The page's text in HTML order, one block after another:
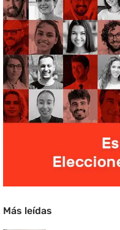
Más leídas